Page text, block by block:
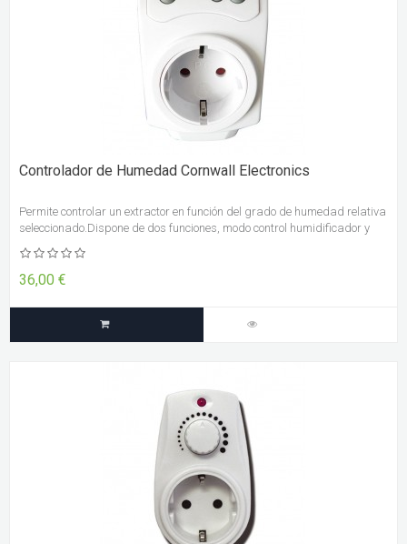
Controlador de Humedad Cornwall Electronics
Permite controlar un extractor en función del grado de humedad relativa
seleccionado.Dispone de dos funciones, modo control humidificador y
modo control deshumidificador, y cualquiera de los dos dispositivos
puede ser conectado al controlador.
36,00 €